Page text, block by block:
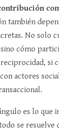
también
No solo
cómo
si
actores
es lo que
se resuelve